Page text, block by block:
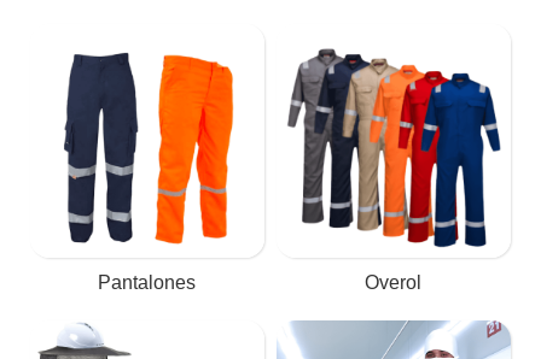
Pantalones Overol